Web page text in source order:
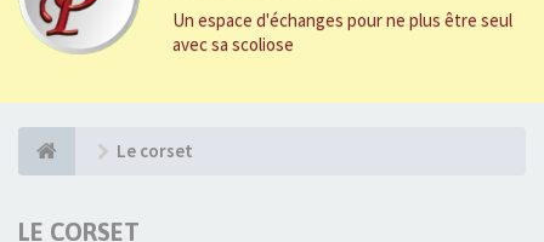
Un espace d'échanges pour ne plus être seul
avec sa scoliose
Le corset
LE CORSET